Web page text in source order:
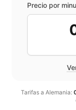
Precio por
Tarifas a Alemania: